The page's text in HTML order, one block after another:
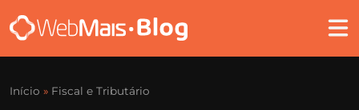
Início » Fiscal e Tributário